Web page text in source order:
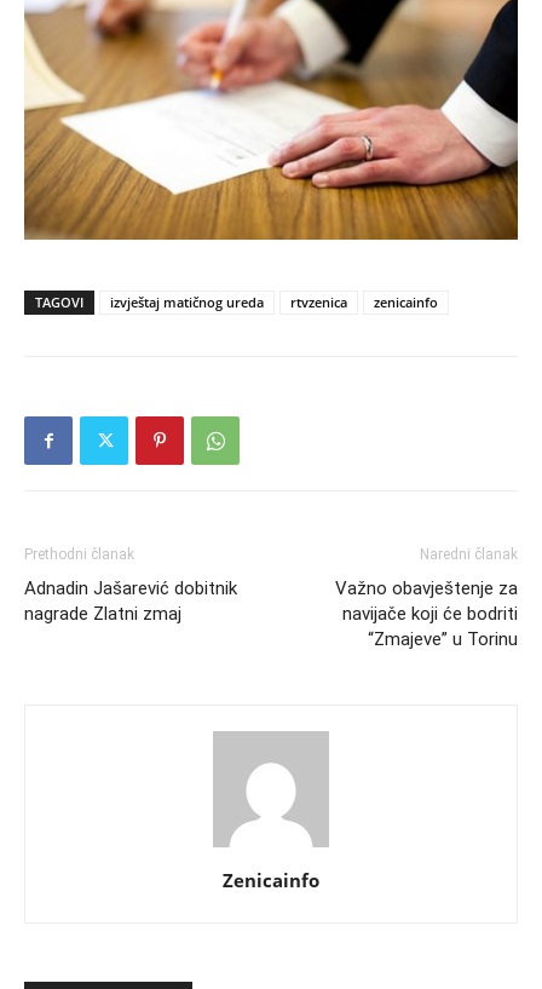
TAGOVI izvještaj matičnog ureda rtvzenica zenicainfo
Prethodni članak
Adnadin Jašarević dobitnik
nagrade Zlatni zmaj
Naredni članak
Važno obavještenje za
navijače koji će bodriti
“Zmajeve” u Torinu
Zenicainfo